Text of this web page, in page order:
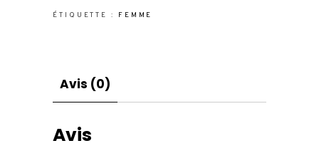
ÉTIQUETTE : FEMME
Avis (0)
Avis